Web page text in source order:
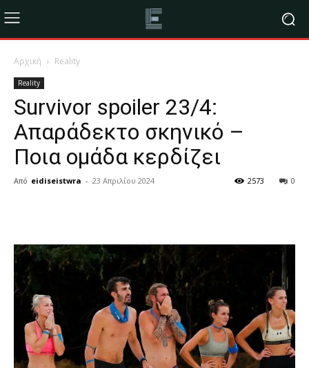
Αρχική Reality
Reality
Survivor spoiler 23/4:
Απαράδεκτο σκηνικό –
Ποια ομάδα κερδίζει
Από eidiseistwra - 23 Απριλίου 2024 0
2573